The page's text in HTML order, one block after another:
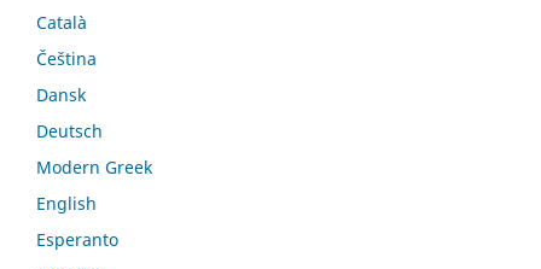
Català
Čeština
Dansk
Deutsch
Modern Greek
English
Esperanto